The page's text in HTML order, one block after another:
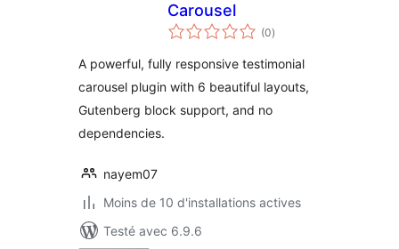
Carousel
(0notes
en
)
A powerful, fully responsive testimonial
carousel plugin with 6 beautiful layouts,
Gutenberg block support, and no
dependencies.
nayem07
Moins de 10 d'installations actives
Testé avec 6.9.6